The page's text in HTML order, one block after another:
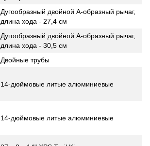
Дугообразный двойной А-образный рычаг,
длина хода - 27,4 см
Дугообразный двойной А-образный рычаг,
длина хода - 30,5 см
Двойные трубы
14-дюймовые литые алюминиевые
14-дюймовые литые алюминиевые